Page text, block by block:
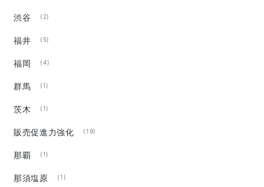
渋谷 (2)
福井 (5)
福岡 (4)
群馬 (1)
茨木 (1)
販売促進力強化 (19)
那覇 (1)
那須塩原 (1)